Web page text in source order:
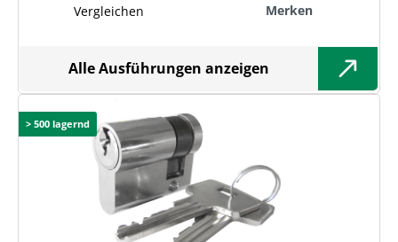
Vergleichen Merken
Alle Ausführungen anzeigen
> 500 lagernd